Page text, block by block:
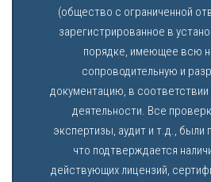
(общество с ограниченной
зарегистрированное в
порядке, имеющее всю
сопроводительную и
документацию, в
деятельности. Все
экспертизы, аудит и т.д., были
что подтверждается
действующих лицензий,